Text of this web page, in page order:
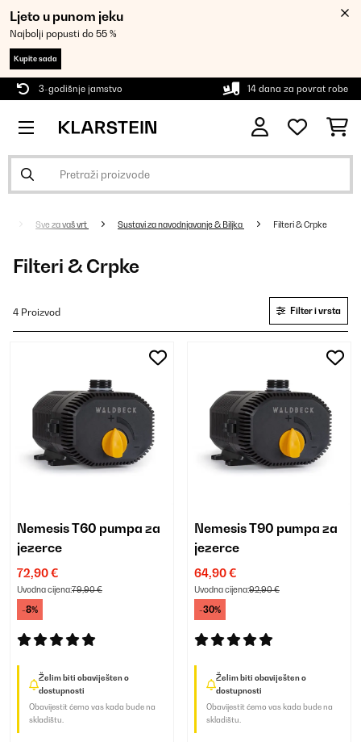
Ljeto u punom jeku
Najbolji popusti do 55 %
Kupite sada
3-godišnje jamstvo 14 dana za povrat robe
Sve za vaš vrt Sustavi za navodnjavanje & Biljka Filteri & Crpke
Filteri & Crpke
4 Proizvod Filter i vrsta
Nemesis T60 pumpa za
jezerce
72,90 €
Uvodna cijena:79,90 €
-8%
Želim biti obaviješten o
dostupnosti
Obavijestit ćemo vas kada bude na
skladištu.
Nemesis T90 pumpa za
jezerce
64,90 €
Uvodna cijena:92,90 €
-30%
Želim biti obaviješten o
dostupnosti
Obavijestit ćemo vas kada bude na
skladištu.